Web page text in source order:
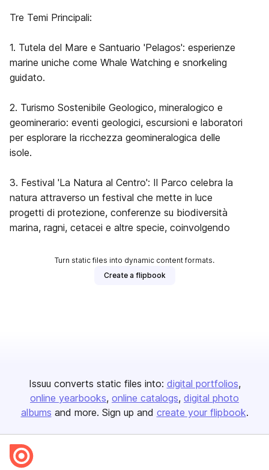
Tre Temi Principali:
1. Tutela del Mare e Santuario 'Pelagos': esperienze
marine uniche come Whale Watching e snorkeling
guidato.
2. Turismo Sostenibile Geologico, mineralogico e
geominerario: eventi geologici, escursioni e laboratori
per esplorare la ricchezza geomineralogica delle
isole.
3. Festival 'La Natura al Centro': Il Parco celebra la
natura attraverso un festival che mette in luce
progetti di protezione, conferenze su biodiversità
marina, ragni, cetacei e altre specie, coinvolgendo
Turn static files into dynamic content formats.
Create a flipbook
Issuu converts static files into: digital portfolios
online yearbooks online catalogs digital photo
albums and more. Sign up and create your flipbook.